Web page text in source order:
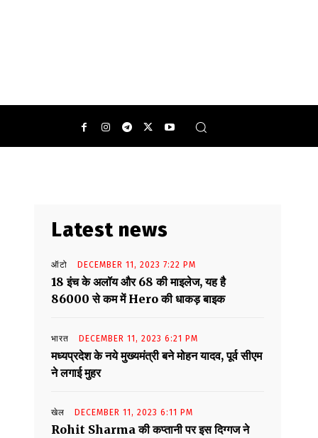
Latest news
ऑटो DECEMBER 11, 2023 7:22 PM
18 इंच के अलॉय और 68 की माइलेज, यह है
86000 से कम में Hero की धाकड़ बाइक
भारत DECEMBER 11, 2023 6:21 PM
मध्यप्रदेश के नये मुख्यमंत्री बने मोहन यादव, पूर्व सीएम
ने लगाई मुहर
खेल DECEMBER 11, 2023 6:11 PM
Rohit Sharma की कप्तानी पर इस दिग्गज ने